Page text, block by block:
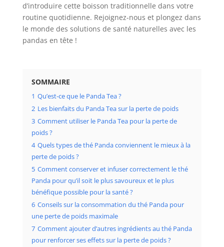
d’introduire cette boisson traditionnelle dans votre
routine quotidienne. Rejoignez-nous et plongez dans
le monde des solutions de santé naturelles avec les
pandas en tête !
SOMMAIRE
1 Qu’est-ce que le Panda Tea ?
2 Les bienfaits du Panda Tea sur la perte de poids
3 Comment utiliser le Panda Tea pour la perte de
poids ?
4 Quels types de thé Panda conviennent le mieux à la
perte de poids ?
5 Comment conserver et infuser correctement le thé
Panda pour qu’il soit le plus savoureux et le plus
bénéfique possible pour la santé ?
6 Conseils sur la consommation du thé Panda pour
une perte de poids maximale
7 Comment ajouter d’autres ingrédients au thé Panda
pour renforcer ses effets sur la perte de poids ?